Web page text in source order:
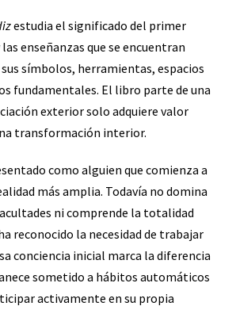
estudia el significado del primer
enseñanzas que se encuentran
símbolos, herramientas, espacios
fundamentales. El libro parte de una
exterior solo adquiere valor
transformación interior.
como alguien que comienza a
más amplia. Todavía no domina
ni comprende la totalidad
reconocido la necesidad de trabajar
conciencia inicial marca la diferencia
sometido a hábitos automáticos
activamente en su propia